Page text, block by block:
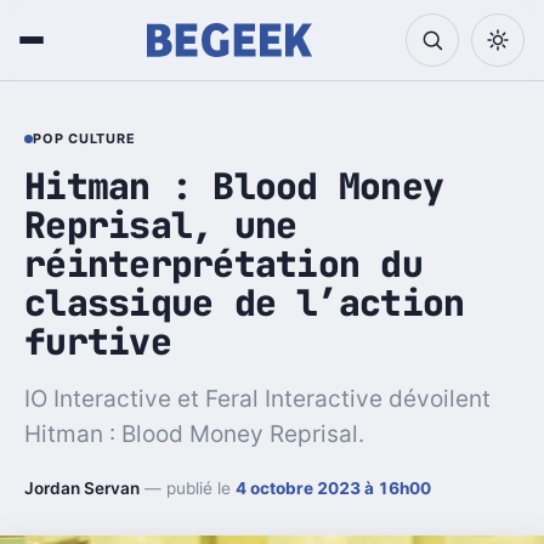
POP CULTURE
Hitman : Blood Money
Reprisal, une
réinterprétation du
classique de l’action
furtive
IO Interactive et Feral Interactive dévoilent
Hitman : Blood Money Reprisal.
Jordan Servan — publié le 4 octobre 2023 à 16h00